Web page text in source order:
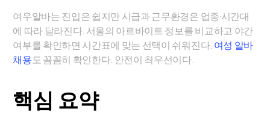
여우알바는 진입은 쉽지만 시급과 근무환경은 업종·시간대
에 따라 달라진다. 서울의 아르바이트 정보를 비교하고 야간
여부를 확인하면 시간표에 맞는 선택이 쉬워진다. 여성 알바
채용도 꼼꼼히 확인한다. 안전이 최우선이다.
핵심 요약